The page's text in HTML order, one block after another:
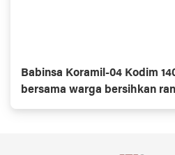
Babinsa Koramil-04 Kodim
bersama warga bersihkan
jalan